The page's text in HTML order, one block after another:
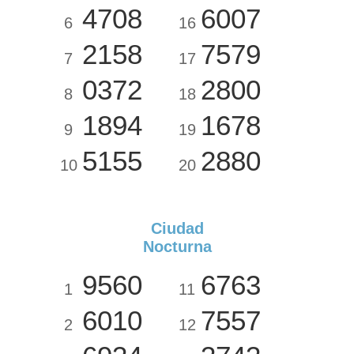
6 4708
7 2158
8 0372
9 1894
10 5155
16 6007
17 7579
18 2800
19 1678
20 2880
Ciudad
Nocturna
1 9560
2 6010
11 6763
12 7557